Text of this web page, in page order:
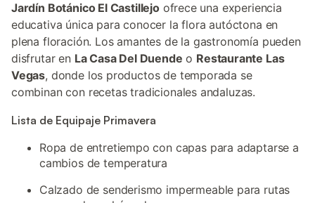
Jardín Botánico El Castillejoofrece una experiencia
educativa única para conocer la flora autóctona en
plena floración. Los amantes de la gastronomía pueden
disfrutar en La Casa Del Duende o Restaurante Las
Vegas, donde los productos de temporada se
combinan con recetas tradicionales andaluzas.
Lista de Equipaje Primavera
Ropa de entretiempo con capas para adaptarse a
cambios de temperatura
Calzado de senderismo impermeable para rutas